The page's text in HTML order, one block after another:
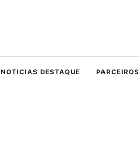
NOTICIAS DESTAQUE PARCEIROS